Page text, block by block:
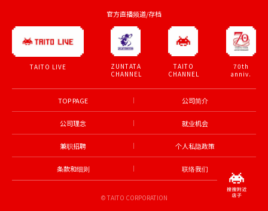
官方直播频道/存档
TAITO LIVE
ZUNTATA
CHANNEL
TAITO
CHANNEL
70th
anniv.
TOP PAGE 公司简介
公司理念 就业机会
兼职招聘 个人私隐政策
条款和细则 联络我们
© TAITO CORPORATION